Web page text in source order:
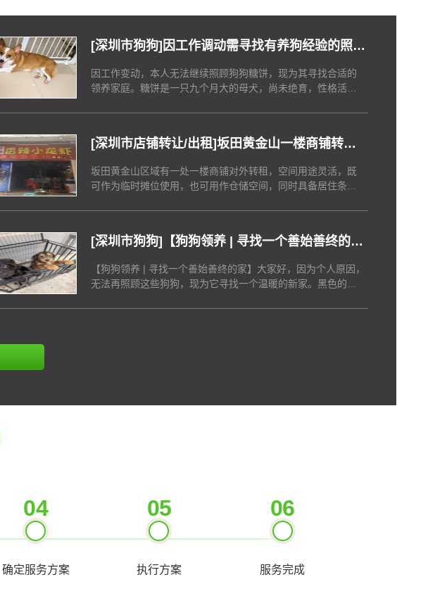
[深圳市狗狗] 因工作调动需寻找有养狗经验的照护
人员
因工作变动，本人无法继续照顾狗狗糖饼，现为其寻找合适的
领养家庭。糖饼是一只九个月大的母犬，尚未绝育，性格活
[深圳市店铺转让/出租]坂田黄金山一楼商铺转
租，适合摆摊或用作仓储
坂田黄金山区域有一处一楼商铺对外转租，空间用途灵活，既
可作为临时摊位使用，也可用作仓储空间，同时具备居住条
[深圳市狗狗]
【狗狗领养 | 寻找一个善始善终的
家】
【狗狗领养 | 寻找一个善始善终的家】大家好，因为个人原因，
无法再照顾这些狗狗，现为它寻找一个温暖的新家。黑色的叫
04
确定服务方案
05
执行方案
06
服务完成